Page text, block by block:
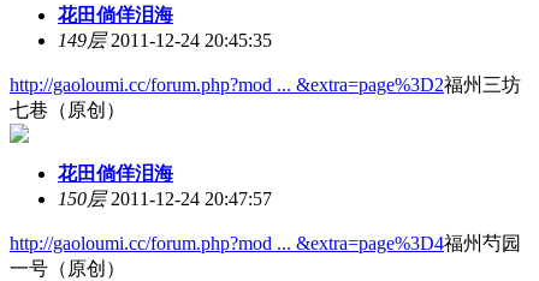
花田倘佯泪海
149层2011-12-24 20:45:35
http://gaoloumi.cc/forum.php?mod ... &extra=page%3D2福州三坊
七巷（原创）
花田倘佯泪海
150层2011-12-24 20:47:57
http://gaoloumi.cc/forum.php?mod ... &extra=page%3D4福州芍园
一号（原创）